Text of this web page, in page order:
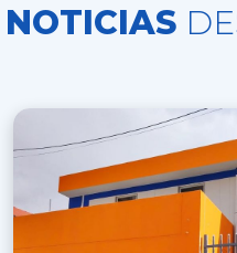
NOTICIAS